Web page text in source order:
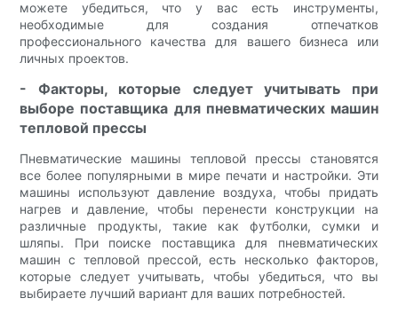
можете убедиться, что у вас есть инструменты,
необходимые для создания отпечатков
профессионального качества для вашего бизнеса или
личных проектов.
- Факторы, которые следует учитывать при
выборе поставщика для пневматических машин
тепловой прессы
Пневматические машины тепловой прессы становятся
все более популярными в мире печати и настройки. Эти
машины используют давление воздуха, чтобы придать
нагрев и давление, чтобы перенести конструкции на
различные продукты, такие как футболки, сумки и
шляпы. При поиске поставщика для пневматических
машин с тепловой прессой, есть несколько факторов,
которые следует учитывать, чтобы убедиться, что вы
выбираете лучший вариант для ваших потребностей.